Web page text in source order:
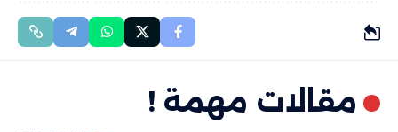
مقالات مهمة !